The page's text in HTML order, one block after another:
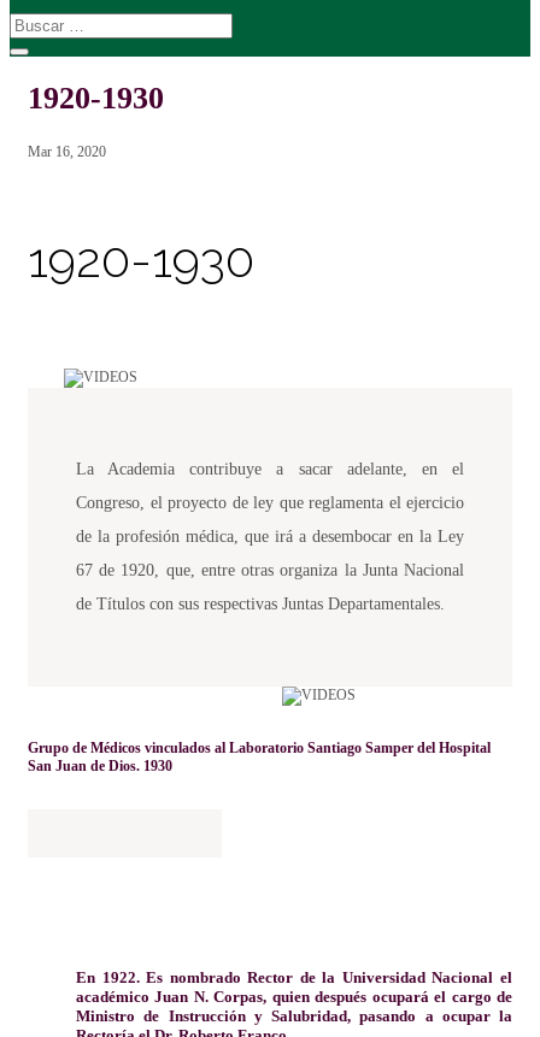
1920-1930
Mar 16, 2020
1920-1930
La Academia contribuye a sacar adelante, en el
Congreso, el proyecto de ley que reglamenta el ejercicio
de la profesión médica, que irá a desembocar en la Ley
67 de 1920, que, entre otras organiza la Junta Nacional
de Títulos con sus respectivas Juntas Departamentales.
Grupo de Médicos vinculados al Laboratorio Santiago Samper del Hospital
San Juan de Dios. 1930
En 1922. Es nombrado Rector de la Universidad Nacional el
académico Juan N. Corpas, quien después ocupará el cargo de
Ministro de Instrucción y Salubridad, pasando a ocupar la